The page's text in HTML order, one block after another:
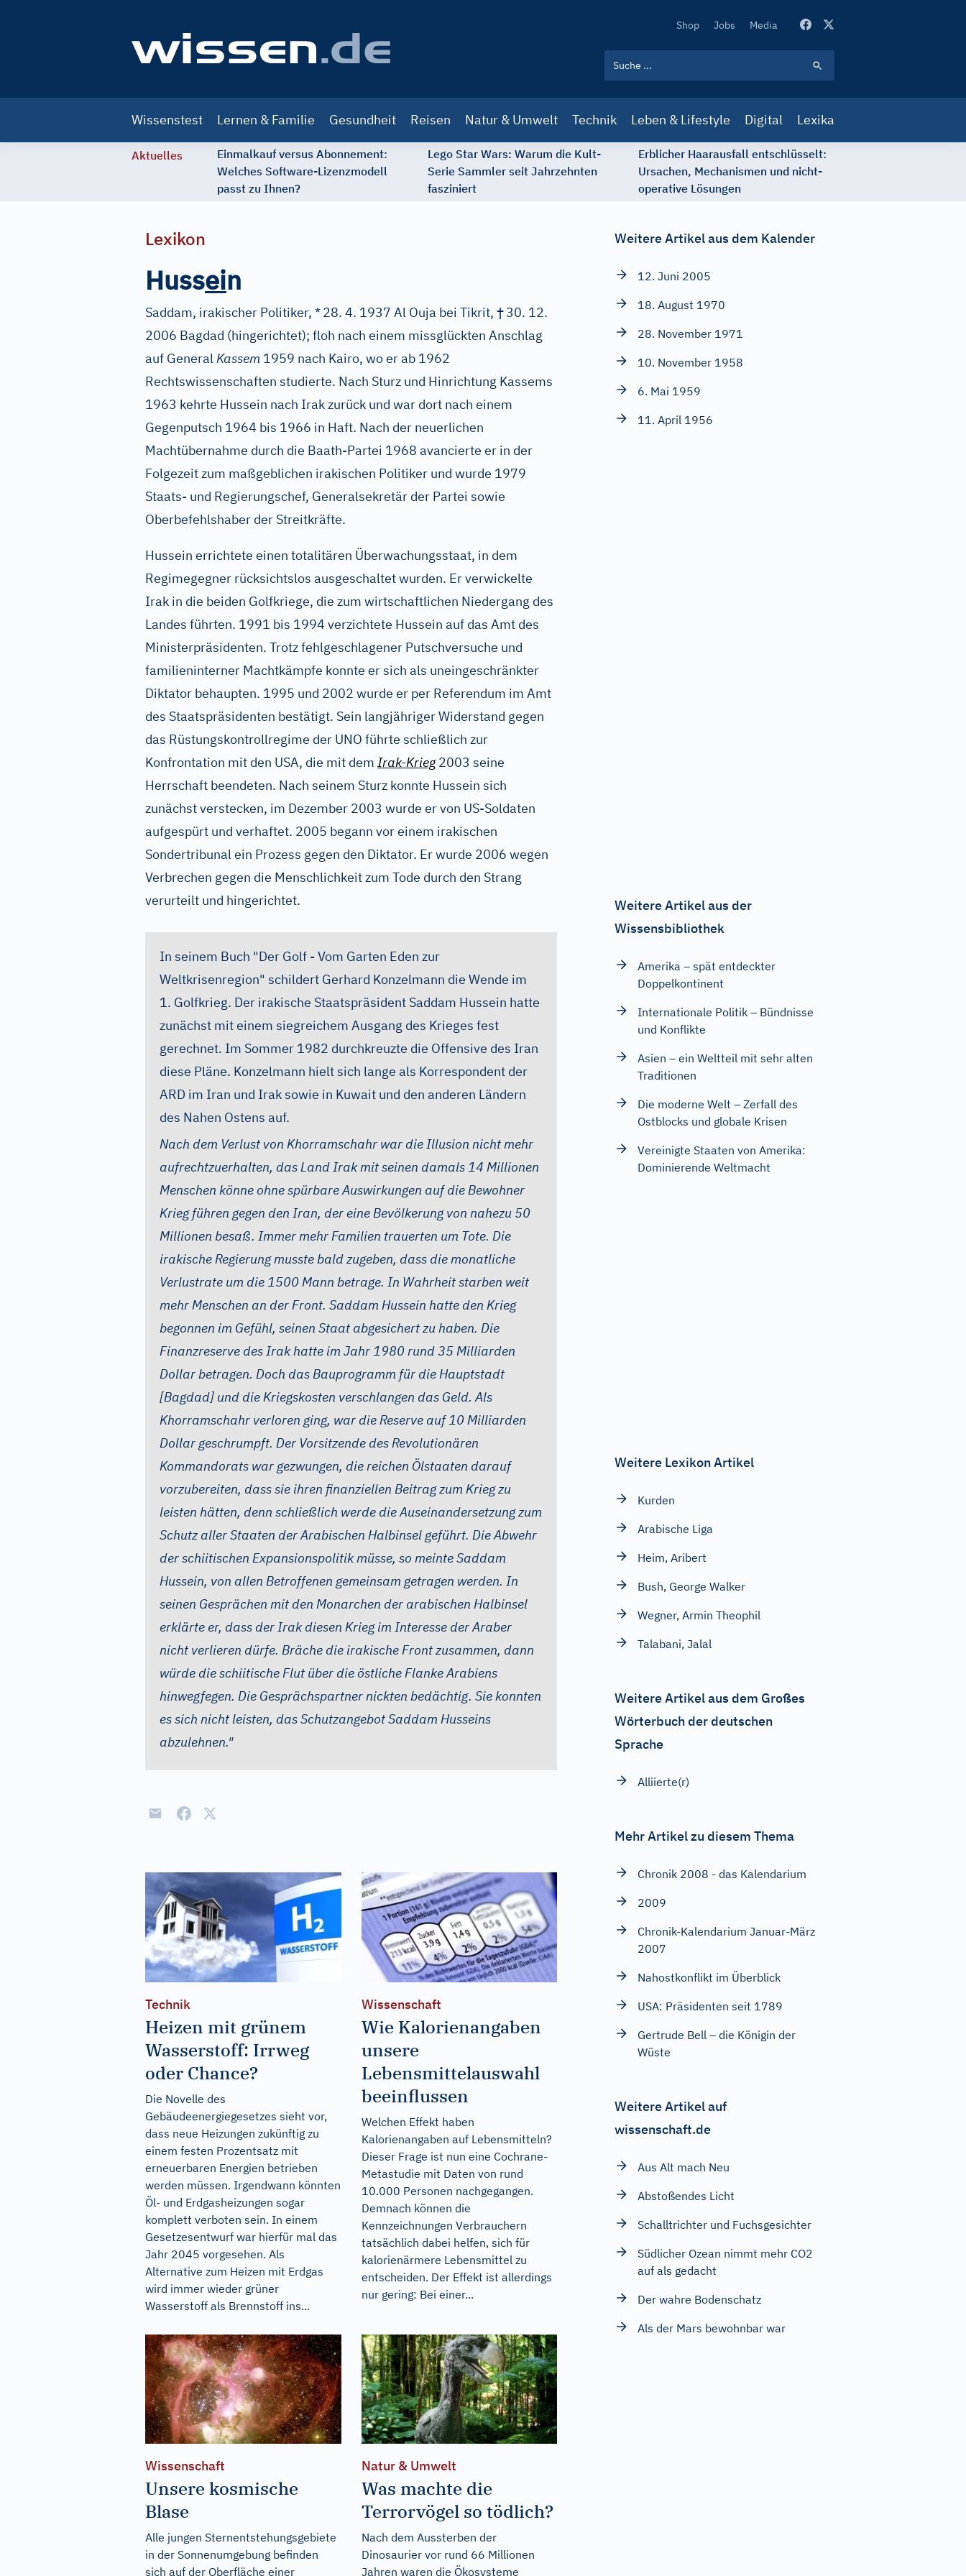
Secondary
Shop Jobs Media
navigation
Wissenstest Lernen & Familie Gesundheit Reisen Natur & Umwelt Technik Leben & Lifestyle Digital Lexika
Aktuelles
Einmalkauf versus Abonnement:
Welches Software-Lizenzmodell
passt zu Ihnen?
Lego Star Wars: Warum die Kult-
Serie Sammler seit Jahrzehnten
fasziniert
Erblicher Haarausfall entschlüsselt:
Ursachen, Mechanismen und nicht-
operative Lösungen
Lexikon
Hussein
Saddam, irakischer Politiker, *28. 4. 1937 Al Ouja bei Tikrit, †30. 12.
2006 Bagdad (hingerichtet); floh nach einem missglückten Anschlag
auf GeneralKassem 1959 nach Kairo, wo er ab 1962
Rechtswissenschaften studierte. Nach Sturz und Hinrichtung Kassems
1963 kehrte Hussein nach Irak zurück und war dort nach einem
Gegenputsch 1964 bis 1966 in Haft. Nach der neuerlichen
Machtübernahme durch die Baath-Partei 1968 avancierte er in der
Folgezeit zum maßgeblichen irakischen Politiker und wurde 1979
Staats- und Regierungschef, Generalsekretär der Partei sowie
Oberbefehlshaber der Streitkräfte.
Hussein errichtete einen totalitären Überwachungsstaat, in dem
Regimegegner rücksichtslos ausgeschaltet wurden. Er verwickelte
Irak in die beiden Golfkriege, die zum wirtschaftlichen Niedergang des
Landes führten. 1991 bis 1994 verzichtete Hussein auf das Amt des
Ministerpräsidenten. Trotz fehlgeschlagener Putschversuche und
familieninterner Machtkämpfe konnte er sich als uneingeschränkter
Diktator behaupten. 1995 und 2002 wurde er per Referendum im Amt
des Staatspräsidenten bestätigt. Sein langjähriger Widerstand gegen
das Rüstungskontrollregime der UNO führte schließlich zur
Konfrontation mit den USA, die mit dem Irak-Krieg2003 seine
Herrschaft beendeten. Nach seinem Sturz konnte Hussein sich
zunächst verstecken, im Dezember 2003 wurde er von US-Soldaten
aufgespürt und verhaftet. 2005 begann vor einem irakischen
Sondertribunal ein Prozess gegen den Diktator. Er wurde 2006 wegen
Verbrechen gegen die Menschlichkeit zum Tode durch den Strang
verurteilt und hingerichtet.
In seinem Buch "Der Golf - Vom Garten Eden zur
Weltkrisenregion" schildert Gerhard Konzelmann die Wende im
1. Golfkrieg. Der irakische Staatspräsident Saddam Hussein hatte
zunächst mit einem siegreichem Ausgang des Krieges fest
gerechnet. Im Sommer 1982 durchkreuzte die Offensive des Iran
diese Pläne. Konzelmann hielt sich lange als Korrespondent der
ARD im Iran und Irak sowie in Kuwait und den anderen Ländern
des Nahen Ostens auf.
Nach dem Verlust von Khorramschahr war die Illusion nicht mehr
aufrechtzuerhalten, das Land Irak mit seinen damals 14 Millionen
Menschen könne ohne spürbare Auswirkungen auf die Bewohner
Krieg führen gegen den Iran, der eine Bevölkerung von nahezu 50
Millionen besaß. Immer mehr Familien trauerten um Tote. Die
irakische Regierung musste bald zugeben, dass die monatliche
Verlustrate um die 1500 Mann betrage. In Wahrheit starben weit
mehr Menschen an der Front. Saddam Hussein hatte den Krieg
begonnen im Gefühl, seinen Staat abgesichert zu haben. Die
Finanzreserve des Irak hatte im Jahr 1980 rund 35 Milliarden
Dollar betragen. Doch das Bauprogramm für die Hauptstadt
[Bagdad] und die Kriegskosten verschlangen das Geld. Als
Khorramschahr verloren ging, war die Reserve auf 10 Milliarden
Dollar geschrumpft. Der Vorsitzende des Revolutionären
Kommandorats war gezwungen, die reichen Ölstaaten darauf
vorzubereiten, dass sie ihren finanziellen Beitrag zum Krieg zu
leisten hätten, denn schließlich werde die Auseinandersetzung zum
Schutz aller Staaten der Arabischen Halbinsel geführt. Die Abwehr
der schiitischen Expansionspolitik müsse, so meinte Saddam
Hussein, von allen Betroffenen gemeinsam getragen werden. In
seinen Gesprächen mit den Monarchen der arabischen Halbinsel
erklärte er, dass der Irak diesen Krieg im Interesse der Araber
nicht verlieren dürfe. Bräche die irakische Front zusammen, dann
würde die schiitische Flut über die östliche Flanke Arabiens
hinwegfegen. Die Gesprächspartner nickten bedächtig. Sie konnten
es sich nicht leisten, das Schutzangebot Saddam Husseins
abzulehnen."
Technik
Heizen mit grünem
Wasserstoff: Irrweg
oder Chance?
Die Novelle des
Gebäudeenergiegesetzes sieht vor,
dass neue Heizungen zukünftig zu
einem festen Prozentsatz mit
erneuerbaren Energien betrieben
werden müssen. Irgendwann könnten
Öl- und Erdgasheizungen sogar
komplett verboten sein. In einem
Gesetzesentwurf war hierfür mal das
Jahr 2045 vorgesehen. Als
Alternative zum Heizen mit Erdgas
wird immer wieder grüner
Wasserstoff als Brennstoff ins...
Wissenschaft
Wie Kalorienangaben
unsere
Lebensmittelauswahl
beeinflussen
Welchen Effekt haben
Kalorienangaben auf Lebensmitteln?
Dieser Frage ist nun eine Cochrane-
Metastudie mit Daten von rund
10.000 Personen nachgegangen.
Demnach können die
Kennzeichnungen Verbrauchern
tatsächlich dabei helfen, sich für
kalorienärmere Lebensmittel zu
entscheiden. Der Effekt ist allerdings
nur gering: Bei einer...
Wissenschaft
Unsere kosmische
Blase
Alle jungen Sternentstehungsgebiete
in der Sonnenumgebung befinden
sich auf der Oberfläche einer
Natur & Umwelt
Was machte die
Terrorvögel so tödlich?
Nach dem Aussterben der
Dinosaurier vor rund 66 Millionen
Jahren waren die Ökosysteme
Weitere Artikel aus dem Kalender
12. Juni 2005
18. August 1970
28. November 1971
10. November 1958
6. Mai 1959
11. April 1956
Weitere Artikel aus der
Wissensbibliothek
Amerika – spät entdeckter
Doppelkontinent
Internationale Politik – Bündnisse
und Konflikte
Asien – ein Weltteil mit sehr alten
Traditionen
Die moderne Welt – Zerfall des
Ostblocks und globale Krisen
Vereinigte Staaten von Amerika:
Dominierende Weltmacht
Weitere Lexikon Artikel
Kurden
Arabische Liga
Heim, Aribert
Bush, George Walker
Wegner, Armin Theophil
Talabani, Jalal
Weitere Artikel aus dem Großes
Wörterbuch der deutschen
Sprache
Alliierte(r)
Mehr Artikel zu diesem Thema
Chronik 2008 - das Kalendarium
2009
Chronik-Kalendarium Januar-März
2007
Nahostkonflikt im Überblick
USA: Präsidenten seit 1789
Gertrude Bell – die Königin der
Wüste
Weitere Artikel auf
wissenschaft.de
Aus Alt mach Neu
Abstoßendes Licht
Schalltrichter und Fuchsgesichter
Südlicher Ozean nimmt mehr CO2
auf als gedacht
Der wahre Bodenschatz
Als der Mars bewohnbar war